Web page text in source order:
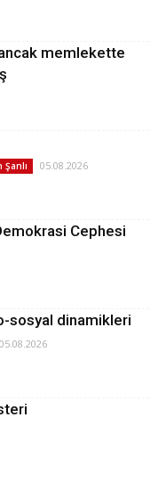
memlekette
05.08.2026
Cephesi
sosyal dinamikleri
05.08.2026